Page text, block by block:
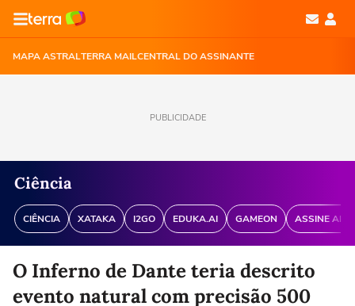
MAPA ASTRALTERRA MAILCENTRAL DO ASSINANTE
PUBLICIDADE
Ciência
CIÊNCIA XATAKA I2GO EDUKA.AI GAMEON ASSINE
O Inferno de Dante teria descrito
evento natural com precisão 500